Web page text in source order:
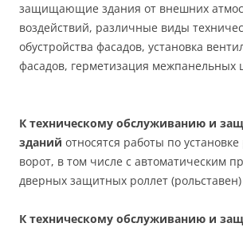
защищающие здания от внешних
воздействий, различные виды
обустройства фасадов, установка
фасадов, герметизация межпанельных
К техническому обслуживанию и
зданий относятся работы по
ворот, в том числе с автоматическим
дверных защитных роллет (рольставен)
К техническому обслуживанию и